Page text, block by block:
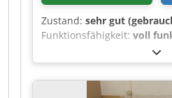
Zustand: sehr gut
Funktionsfähigkeit: voll
– Kartonagen-
200 Kartonagen-
Das Modell BEM200 ist
Maschine, die für das